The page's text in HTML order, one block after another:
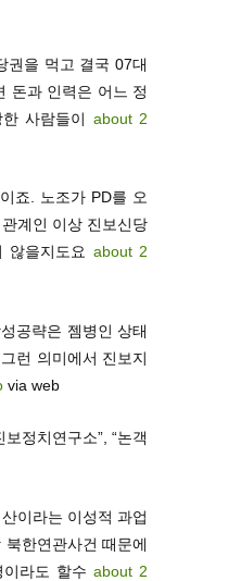
권을 먹고 결국 07대
돈과 인력은 어느 정
사람들이 about 2
죠. 노조가 PD를 오
계인 이상 진보신당
않을지도요 about 2
공략은 젬병인 상태
그런 의미에서 진보지
via web
보정치연구소”, “논객
이라는 이성적 과업
북한연관사건 때문에
이라도 할수about 2